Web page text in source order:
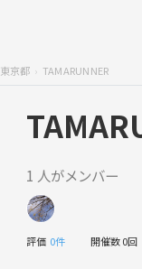
東京都 TAMARUNNER
1 人がメンバー
評価 0件 開催数 0回